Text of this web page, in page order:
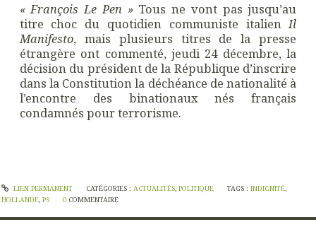
« François Le Pen » Tous ne vont pas jusqu’au
titre choc du quotidien communiste italienIl
Manifesto, mais plusieurs titres de la presse
étrangère ont commenté, jeudi 24 décembre, la
décision du président de la République d’inscrire
dans la Constitution la déchéance de nationalité à
l’encontre des binationaux nés français
condamnés pour terrorisme.
LIEN PERMANENT CATÉGORIES : ACTUALITÉS, POLITIQUE TAGS : INDIGNITÉ,
HOLLANDE, PS 0 COMMENTAIRE